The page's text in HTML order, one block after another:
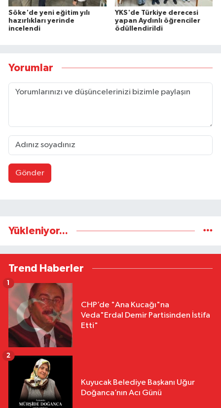
Söke'de yeni eğitim yılı
hazırlıkları yerinde
incelendi
YKS'de Türkiye derecesi
yapan Aydınlı öğrenciler
ödüllendirildi
Yorumlar
Gönder
Yükleniyor...
Trend Haberler
CHP’de "Ana Kucağı"na
Veda"Erdal Demir Partisinden İstifa
Etti"
1
Kuyucak Belediye Başkanı Uğur
Doğanca’nın Acı Günü
2